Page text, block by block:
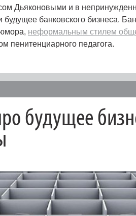
Дьяконовыми и в
банковского бизнеса.
неформальным стилем
пенитенциарного педагога.
будущее